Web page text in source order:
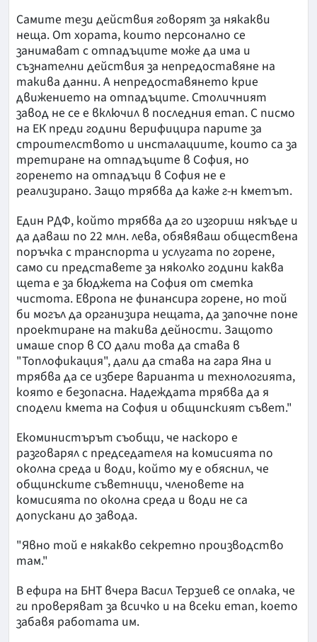
Самите тези действия говорят за някакви
неща. От хората, които персонално се
занимават с отпадъците може да има и
съзнателни действия за непредоставяне на
такива данни. А непредоставянето крие
движението на отпадъците. Столичният
завод не се е включил в последния етап. С писмо
на ЕК преди години верифицира парите за
строителството и инсталациите, които са за
третиране на отпадъците в София, но
горенето на отпадъци в София не е
реализирано. Защо трябва да каже г-н кметът.
Един РДФ, който трябва да го изгориш някъде и
да даваш по 22 млн. лева, обявяваш обществена
поръчка с транспорта и услугата по горене,
само си представете за няколко години каква
щета е за бюджета на София от сметка
чистота. Европа не финансира горене, но той
би могъл да организира нещата, да започне поне
проектиране на такива дейности. Защото
имаше спор в СО дали това да става в
"Топлофикация", дали да става на гара Яна и
трябва да се избере варианта и технологията,
която е безопасна. Надеждата трябва да я
сподели кмета на София и общинският съвет."
Екоминистърът съобщи, че наскоро е
разговарял с председателя на комисията по
околна среда и води, който му е обяснил, че
общинските съветници, членовете на
комисията по околна среда и води не са
допускани до завода.
"Явно той е някакво секретно производство
там."
В ефира на БНТ вчера Васил Терзиев се оплака, че
ги проверяват за всичко и на всеки етап, което
забавя работата им.